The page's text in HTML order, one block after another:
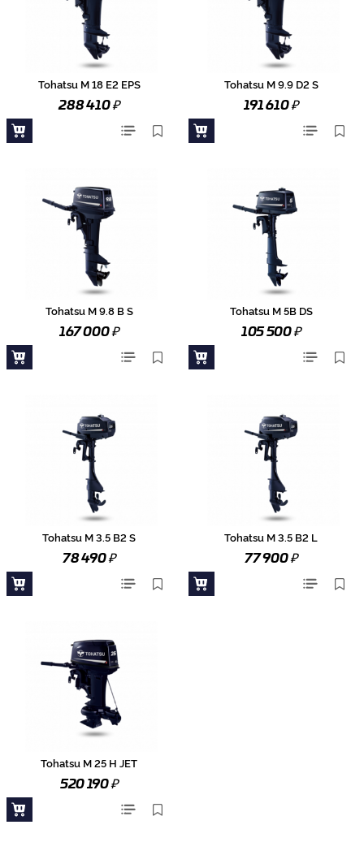
Tohatsu M 18 E2 EPS
288 410₽
Tohatsu M 9.9 D2 S
191 610₽
Tohatsu M 9.8 B S
167 000₽
Tohatsu M 5B DS
105 500₽
Tohatsu M 3.5 B2 S
78 490₽
Tohatsu M 3.5 B2 L
77 900₽
Tohatsu M 25 H JET
520 190₽